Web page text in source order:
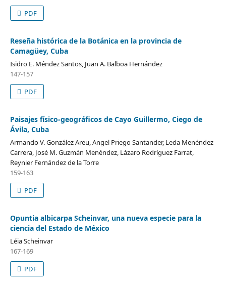
PDF
Reseña histórica de la Botánica en la provincia de
Camagüey, Cuba
Isidro E. Méndez Santos, Juan A. Balboa Hernández
147-157
PDF
Paisajes físico-geográficos de Cayo Guillermo, Ciego de
Ávila, Cuba
Armando V. González Areu, Angel Priego Santander, Leda Menéndez
Carrera, José M. Guzmán Menéndez, Lázaro Rodríguez Farrat,
Reynier Fernández de la Torre
159-163
PDF
Opuntia albicarpa Scheinvar, una nueva especie para la
ciencia del Estado de México
Léia Scheinvar
167-169
PDF